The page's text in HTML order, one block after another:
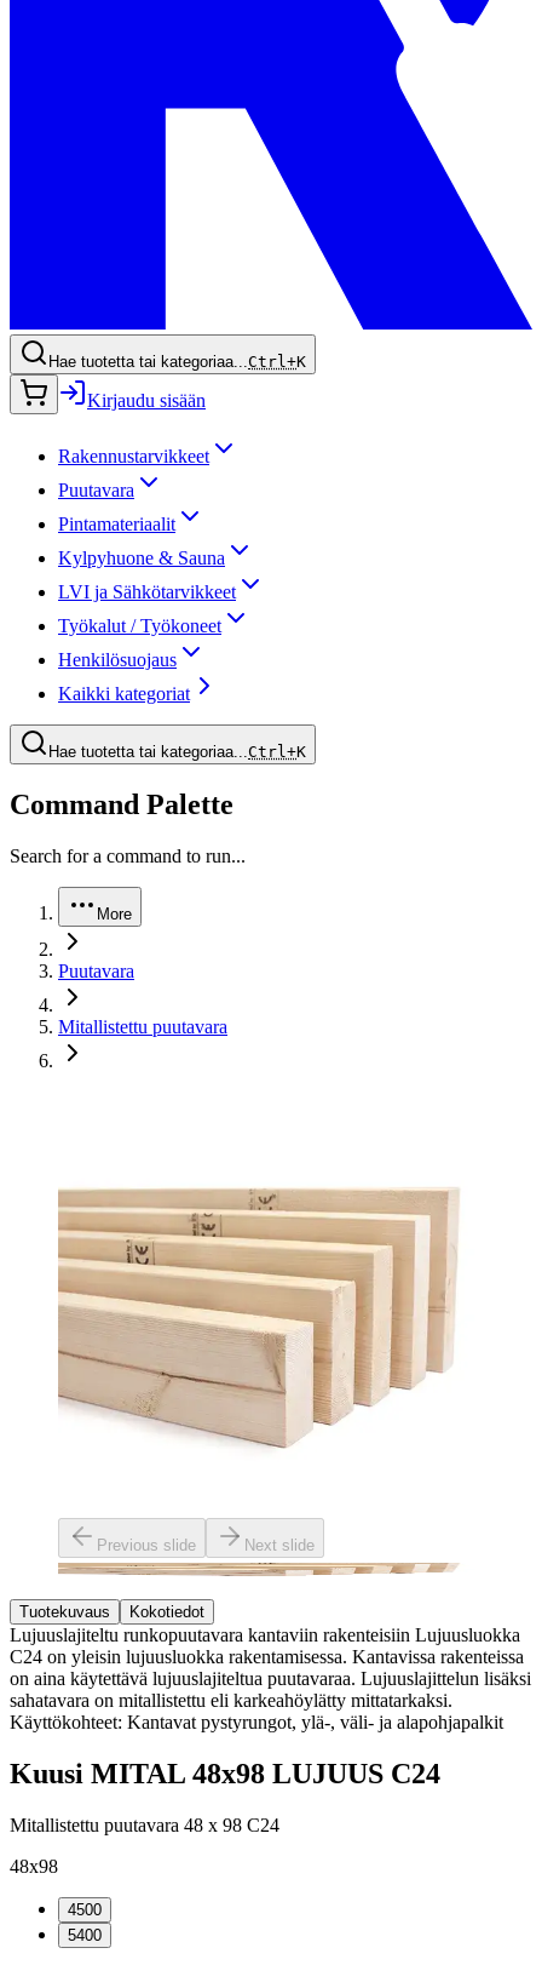
Hae tuotetta tai kategoriaa...Ctrl+K
Kirjaudu sisään
Rakennustarvikkeet
Puutavara
Pintamateriaalit
Kylpyhuone & Sauna
LVI ja Sähkötarvikkeet
Työkalut / Työkoneet
Henkilösuojaus
Kaikki kategoriat
Hae tuotetta tai kategoriaa...Ctrl+K
Command Palette
Search for a command to run...
More
Puutavara
Mitallistettu puutavara
Previous slide Next slide
Tuotekuvaus Kokotiedot
Lujuuslajiteltu runkopuutavara kantaviin rakenteisiin Lujuusluokka
C24 on yleisin lujuusluokka rakentamisessa. Kantavissa rakenteissa
on aina käytettävä lujuuslajiteltua puutavaraa. Lujuuslajittelun lisäksi
sahatavara on mitallistettu eli karkeahöylätty mittatarkaksi.
Käyttökohteet: Kantavat pystyrungot, ylä-, väli- ja alapohjapalkit
Kuusi MITAL 48x98 LUJUUS C24
Mitallistettu puutavara 48 x 98 C24
48x98
4500
5400